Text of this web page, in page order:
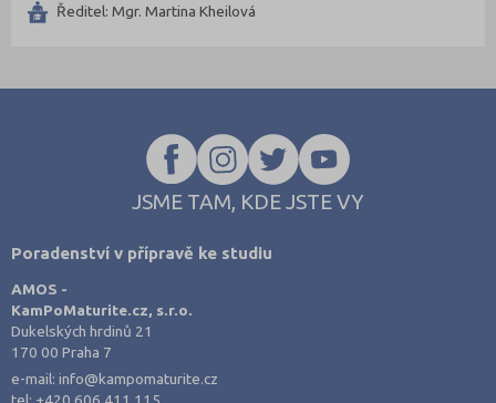
Ředitel: Mgr. Martina Kheilová
JSME TAM, KDE JSTE VY
Poradenství v přípravě ke studiu
AMOS -
KamPoMaturite.cz, s.r.o.
Dukelských hrdinů 21
170 00 Praha 7
e-mail:info@kampomaturite.cz
tel: +420 606 411 115